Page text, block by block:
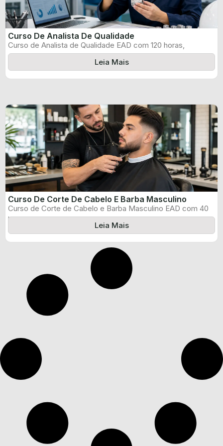
Curso De Analista De Qualidade
Curso de Analista de Qualidade EAD com 120 horas,
certificado informado pelo produtor ...
Leia Mais
Curso De Corte De Cabelo E Barba Masculino
Curso de Corte de Cabelo e Barba Masculino EAD com 40
horas, certificado ...
Leia Mais